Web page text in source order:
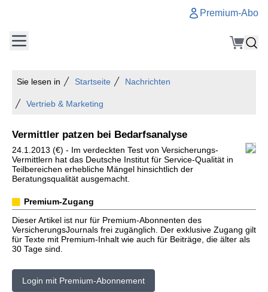
Premium-Abo
Sie lesen in Startseite Nachrichten
Vertrieb & Marketing
Vermittler patzen bei Bedarfsanalyse
24.1.2013 (€) - Im verdeckten Test von Versicherungs-
Vermittlern hat das Deutsche Institut für Service-Qualität in
Teilbereichen erhebliche Mängel hinsichtlich der
Beratungsqualität ausgemacht.
Premium-Zugang
Dieser Artikel ist nur für Premium-Abonnenten des
VersicherungsJournals frei zugänglich. Der exklusive Zugang gilt
für Texte mit Premium-Inhalt wie auch für Beiträge, die älter als
30 Tage sind.
Login mit Premium-Abonnement